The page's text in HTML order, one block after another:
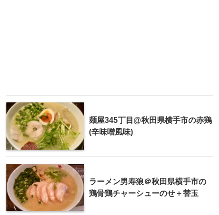
麺屋345丁目@秋田県横手市の赤鶏
(辛味噌風味)
ラーメン男寿狼＠秋田県横手市の
鶏骨鶏チャーシューのせ＋替玉